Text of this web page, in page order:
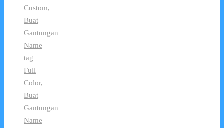
Custom,
Buat
Gantungan
Name
tag
Full
Color,
Buat
Gantungan
Name